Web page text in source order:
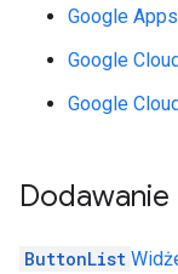
Google
Google
Google
Dodawanie
ButtonList